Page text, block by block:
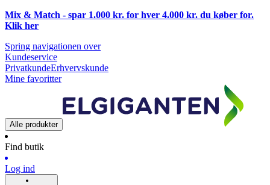
Mix & Match - spar 1.000 kr. for hver 4.000 kr. du køber for.
Klik her
Spring navigationen over
Kundeservice
PrivatkundeErhvervskunde
Mine favoritter
Alle produkter
Find butik
Log ind